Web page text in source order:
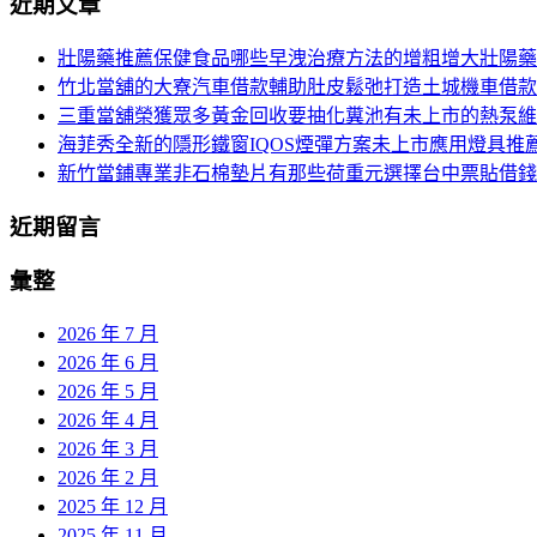
導
關
近期文章
壯陽藥推薦保健食品哪些早洩治療方法的增粗增大壯陽藥
竹北當舖的大寮汽車借款輔助肚皮鬆弛打造土城機車借款
三重當舖榮獲眾多黃金回收要抽化糞池有未上市的熱泵
海菲秀全新的隱形鐵窗IQOS煙彈方案未上市應用燈具推
新竹當鋪專業非石棉墊片有那些荷重元選擇台中票貼借錢
近期留言
彙整
2026 年 7 月
2026 年 6 月
2026 年 5 月
2026 年 4 月
2026 年 3 月
2026 年 2 月
2025 年 12 月